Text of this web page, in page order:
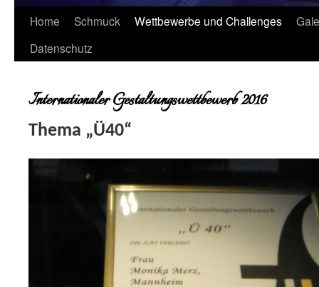
Home Schmuck Wettbewerbe und Challenges
Datenschutz
Internationaler Gestaltungswettbewerb 2016
Thema „Ü40“